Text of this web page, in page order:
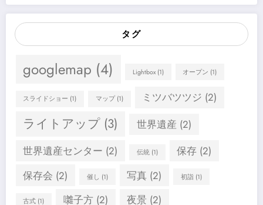
タグ
googlemap (4) Lightbox(1) オープン (1)
スライドショー (1) マップ(1) ミツバツツジ (2)
ライトアップ (3) 世界遺産 (2)
世界遺産センター (2) 伝統(1) 保存 (2)
保存会 (2) 催し (1) 写真 (2) 初詣(1)
古式 (1) 囃子方(2) 夜景 (2)